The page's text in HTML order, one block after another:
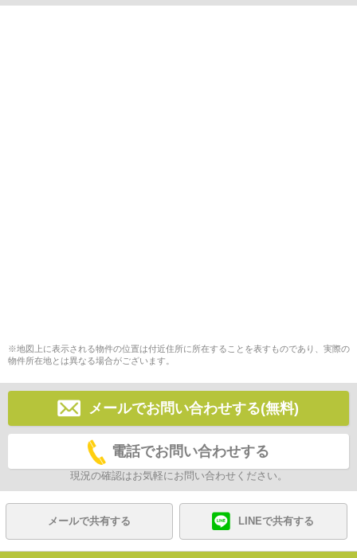
※地図上に表示される物件の位置は付近住所に所在することを表すものであり、実際の
物件所在地とは異なる場合がございます。
メールでお問い合わせする(無料)
電話でお問い合わせする
現況の確認はお気軽にお問い合わせください。
メールで共有する LINEで共有する